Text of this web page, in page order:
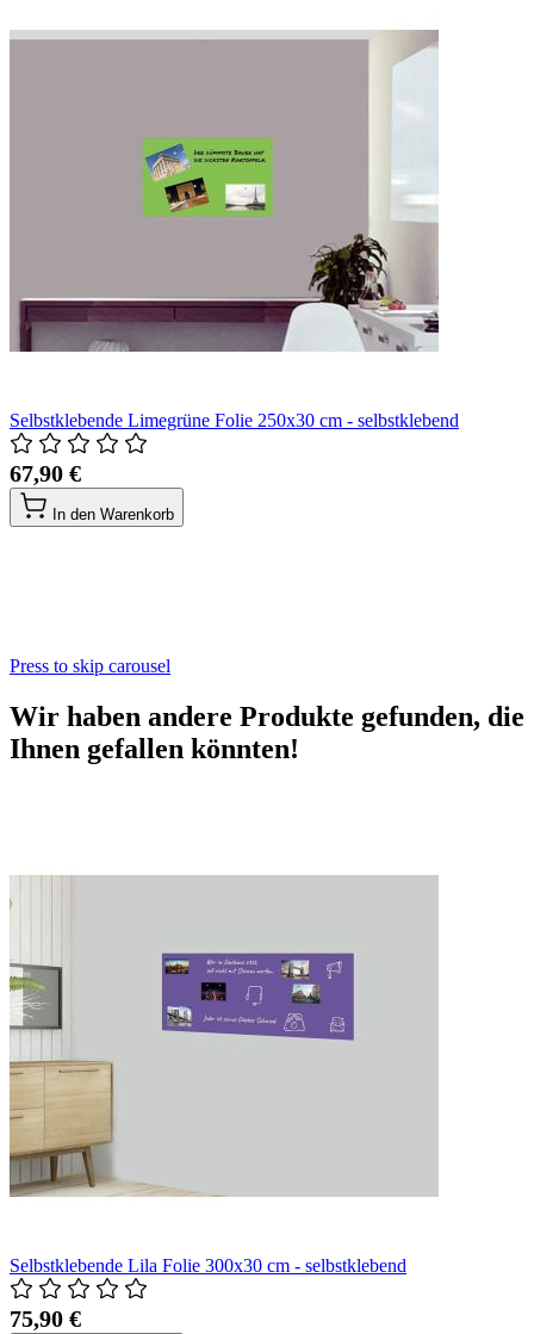
Selbstklebende Limegrüne Folie 250x30 cm - selbstklebend
67,90 €
In den Warenkorb
Press to skip carousel
Wir haben andere Produkte gefunden, die
Ihnen gefallen könnten!
Selbstklebende Lila Folie 300x30 cm - selbstklebend
75,90 €